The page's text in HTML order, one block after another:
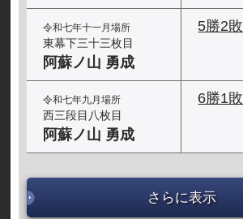
令和七年十一月場所
東幕下三十三枚目
阿蘇ノ山 勇成
5勝2敗
令和七年九月場所
西三段目八枚目
阿蘇ノ山 勇成
6勝1敗
さらに表示